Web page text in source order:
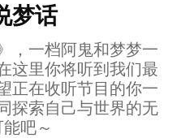
梦话
，一档阿鬼和梦梦一
这里你将听到我们最
正在收听节目的你一
探索自己与世界的无
吧～